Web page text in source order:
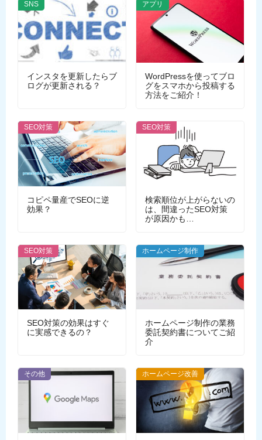
SNS
インスタを更新したらブ
ログが更新される？
アプリ
WordPressを使ってブロ
グをスマホから投稿する
方法をご紹介！
SEO対策
コピペ量産でSEOに逆
効果？
SEO対策
検索順位が上がらないの
は、間違ったSEO対策
が原因かも…
SEO対策
SEO対策の効果はすぐ
に実感できるの？
ホームページ制作
ホームページ制作の業務
委託契約書についてご紹
介
その他 ホームページ改善